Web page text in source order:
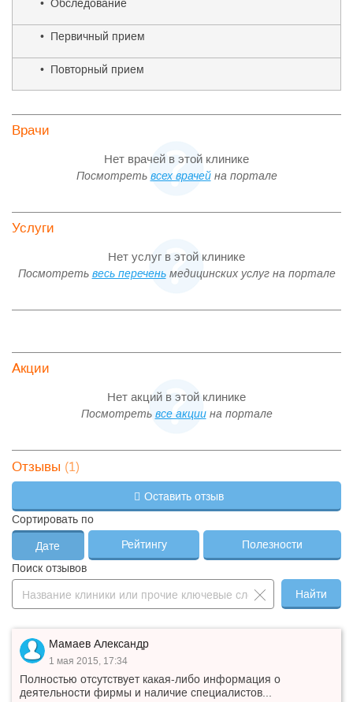
• Обследование
• Первичный прием
• Повторный прием
Врачи
Нет врачей в этой клинике
Посмотреть всех врачейна портале
Услуги
Нет услуг в этой клинике
Посмотреть весь переченьмедицинских услуг на портале
Акции
Нет акций в этой клинике
Посмотреть все акциина портале
Отзывы (1)
Оставить отзыв
Сортировать по
Дате Рейтингу
Полезности
Поиск отзывов
Найти
Мамаев Александр
1 мая 2015, 17:34
Полностью отсутствует какая-либо информация о
деятельности фирмы и наличие специалистов...